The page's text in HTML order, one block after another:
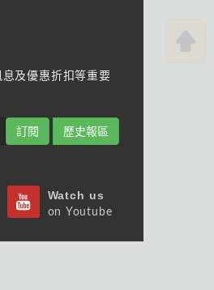
及優惠折扣等重要
訂閱 歷史報區
Watch us
on Youtube